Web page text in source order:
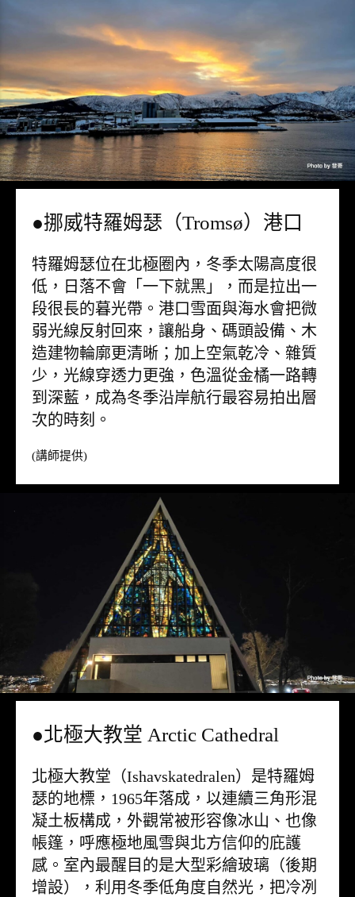
●挪威特羅姆瑟（Tromsø）港口
特羅姆瑟位在北極圈內，冬季太陽高度很
低，日落不會「一下就黑」，而是拉出一
段很長的暮光帶。港口雪面與海水會把微
弱光線反射回來，讓船身、碼頭設備、木
造建物輪廓更清晰；加上空氣乾冷、雜質
少，光線穿透力更強，色溫從金橘一路轉
到深藍，成為冬季沿岸航行最容易拍出層
次的時刻。
(講師提供)
●北極大教堂 Arctic Cathedral
北極大教堂（Ishavskatedralen）是特羅姆
瑟的地標，1965年落成，以連續三角形混
凝土板構成，外觀常被形容像冰山、也像
帳篷，呼應極地風雪與北方信仰的庇護
感。室內最醒目的是大型彩繪玻璃（後期
增設），利用冬季低角度自然光，把冷冽